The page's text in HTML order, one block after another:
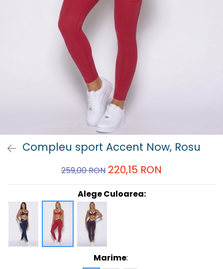
Compleu sport Accent Now, Rosu
259,00 RON 220,15 RON
Alege Culoarea:
Marime: